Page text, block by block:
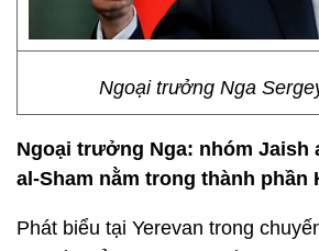
Ngoại trưởng Nga
Ngoại trưởng Nga: nhóm Jaish
al-Sham nằm trong thành phần
Phát biểu tại Yerevan trong